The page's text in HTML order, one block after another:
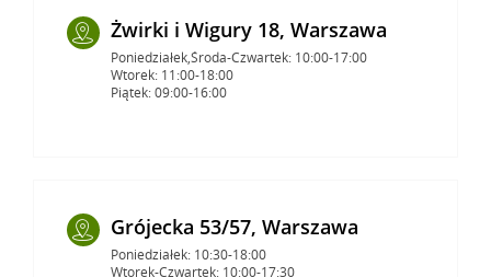
Żwirki i Wigury 18, Warszawa
Poniedziałek,Środa-Czwartek: 10:00-17:00
Wtorek: 11:00-18:00
Piątek: 09:00-16:00
Grójecka 53/57, Warszawa
Poniedziałek: 10:30-18:00
Wtorek-Czwartek: 10:00-17:30